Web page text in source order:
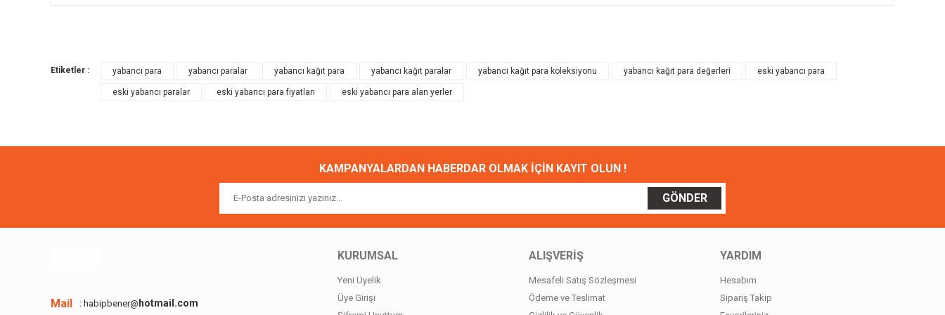
Yorum Yaz
Ürün resmi kalitesiz, bozuk veya görüntülenemiyor.
Ürün açıklamasında eksik bilgiler bulunuyor.
Etiketler : yabancı para yabancı paralar yabancı kağıt para yabancı kağıt paralar yabancı kağıt para koleksiyonu yabancı kağıt para değerleri eski yabancı para
eski yabancı paralar eski yabancı para fiyatları eski yabancı para alan yerler
KAMPANYALARDAN HABERDAR OLMAK İÇİN KAYIT OLUN !
GÖNDER
Mail : habipbener@ hotmail.com
KURUMSAL
Yeni Üyelik
Üye Girişi
ALIŞVERİŞ
Mesafeli Satış Sözleşmesi
Ödeme ve Teslimat
YARDIM
Hesabım
Sipariş Takip